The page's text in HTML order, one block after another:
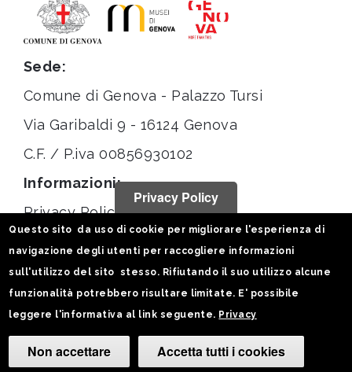
Sede:
Comune di Genova - Palazzo Tursi
Via Garibaldi 9 - 16124 Genova
C.F. / P.iva 00856930102
Informazioni:
Privacy Policy
Statistiche
Seguici su:
Privacy Policy
Questo sito da uso di cookie per migliorare l'esperienza di
navigazione degli utenti per raccogliere informazioni
sull'utilizzo del sito stesso. Rifiutando il suo utilizzo alcune
funzionalità potrebbero risultare limitate. E' possibile
leggere l'informativa al link seguente. Privacy
Non accettare Accetta tutti i cookies